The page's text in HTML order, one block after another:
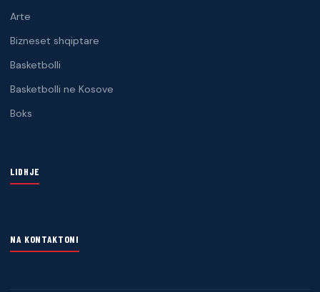
Arte
Bizneset shqiptare
Basketbolli
Basketbolli ne Kosove
Boks
LIDHJE
NA KONTAKTONI